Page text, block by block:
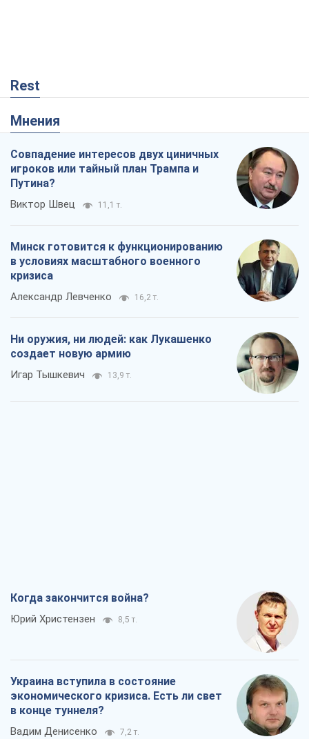
Rest
Мнения
Совпадение интересов двух циничных
игроков или тайный план Трампа и
Путина?
Виктор Швец 11,1 т.
Минск готовится к функционированию
в условиях масштабного военного
кризиса
Александр Левченко 16,2 т.
Ни оружия, ни людей: как Лукашенко
создает новую армию
Игар Тышкевич 13,9 т.
Когда закончится война?
Юрий Христензен 8,5 т.
Украина вступила в состояние
экономического кризиса. Есть ли свет
в конце туннеля?
Вадим Денисенко 7,2 т.